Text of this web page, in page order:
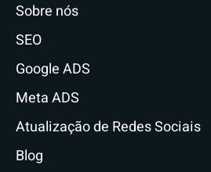
Sobre nós
SEO
Google ADS
Meta ADS
Atualização de Redes Sociais
Blog